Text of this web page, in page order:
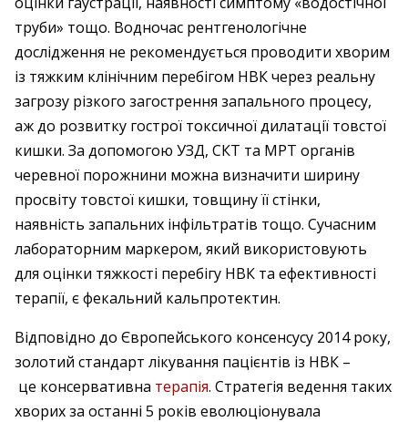
труби» тощо. Водночас рентгенологічне
дослідження не рекомендується проводити хворим
із тяжким клінічним перебігом НВК через реальну
загрозу різкого загострення запального процесу,
аж до розвитку гострої токсичної дилатації товстої
кишки. За допомогою УЗД, СКТ та МРТ органів
черевної порожнини можна визначити ширину
просвіту товстої кишки, товщину її стінки,
наявність запальних інфільтратів тощо. Сучасним
лабораторним маркером, який використовують
для оцінки тяжкості перебігу НВК та ефективності
терапії, є фекальний кальпротектин.
Відповідно до Європейського консенсусу 2014 року,
золотий стандарт лікування пацієнтів із НВК –
це консервативна терапія. Стратегія ведення таких
хворих за останні 5 років еволюціонувала